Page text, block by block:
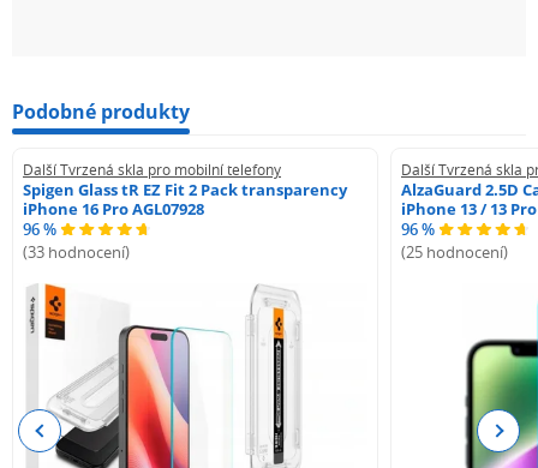
Podobné produkty
Další Tvrzená skla pro mobilní telefony
Spigen Glass tR EZ Fit 2 Pack transparency
iPhone 16 Pro AGL07928
96 %
(33 hodnocení)
Další Tvrzená skla
AlzaGuard 2.5D
iPhone 13 / 13 Pro
96 %
(25 hodnocení)
Previous Next